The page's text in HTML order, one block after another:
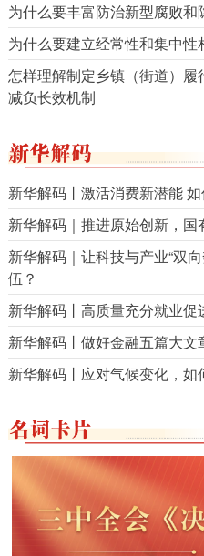
为什么要丰富防治新型腐败
为什么要建立经常性和集中
怎样理解制定乡镇（街道）
减负长效机制
新华解码丨激活消费新潜能
新华解码｜推进原始创新，国
新华解码｜让科技与产业“双
伍？
新华解码丨高质量充分就业促
新华解码丨做好金融五篇大文
新华解码丨应对气候变化，如